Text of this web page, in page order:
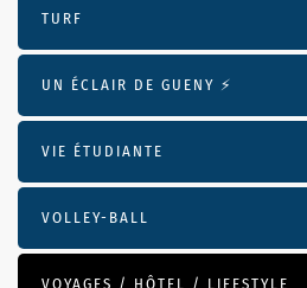
TURF
UN ÉCLAIR DE GUENY ⚡️
VIE ÉTUDIANTE
VOLLEY-BALL
VOYAGES / HÔTEL / LIFESTYLE